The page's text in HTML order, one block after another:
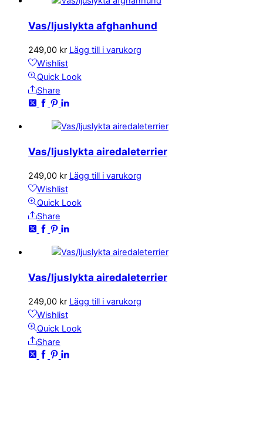
Vas/ljuslykta afghanhund
249,00 kr Lägg till i varukorg
Wishlist
Quick Look
Share
Vas/ljuslykta airedaleterrier
249,00 kr Lägg till i varukorg
Wishlist
Quick Look
Share
Vas/ljuslykta airedaleterrier
249,00 kr Lägg till i varukorg
Wishlist
Quick Look
Share